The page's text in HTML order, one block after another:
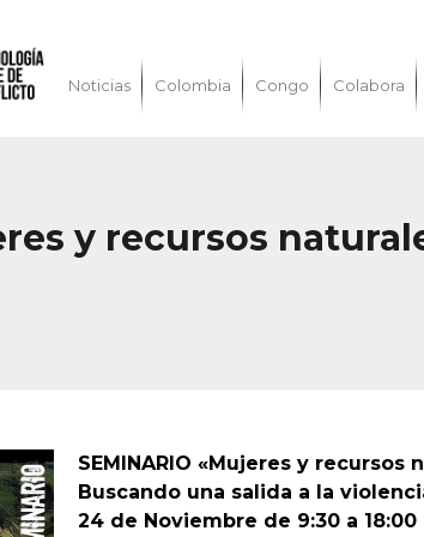
Noticias Colombia Congo Colabora
y recursos
SEMINARIO «Mujeres y recursos
Buscando una salida a la
24 de Noviembre de 9:30 a 18:00